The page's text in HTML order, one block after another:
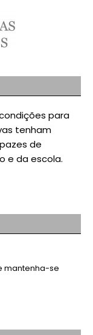
para
tenham
de
e da escola.
mantenha-se